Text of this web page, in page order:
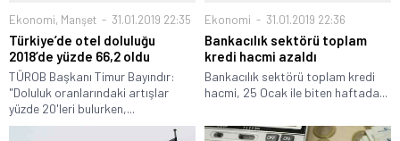
Ekonomi, Manşet 31.01.2019 22:35
Türkiye’de otel doluluğu
2018’de yüzde 66,2 oldu
TÜROB Başkanı Timur Bayındır:
"Doluluk oranlarındaki artışlar
yüzde 20'leri bulurken,...
Ekonomi 31.01.2019 22:36
Bankacılık sektörü toplam
kredi hacmi azaldı
Bankacılık sektörü toplam kredi
hacmi, 25 Ocak ile biten haftada...